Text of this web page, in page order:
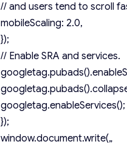
// and users tend to scroll
mobileScaling: 2.0,
});
// Enable SRA and services.
googletag.enableServices();
});
window.document.write(„